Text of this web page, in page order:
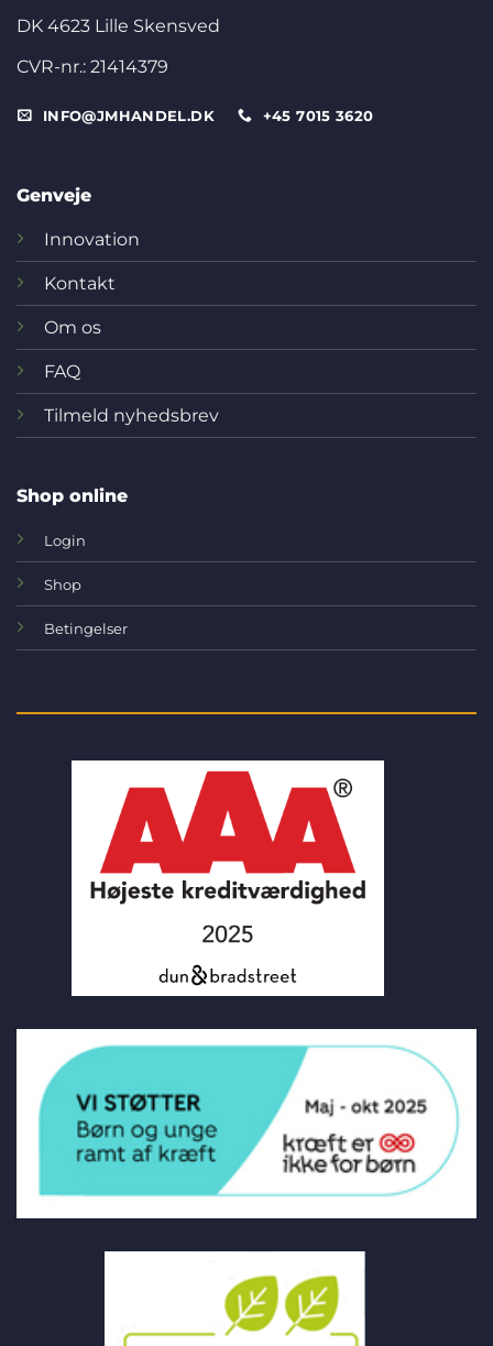
DK 4623 Lille Skensved
CVR-nr.: 21414379
INFO@JMHANDEL.DK +45 7015 3620
Genveje
Innovation
Kontakt
Om os
FAQ
Tilmeld nyhedsbrev
Shop online
Login
Shop
Betingelser